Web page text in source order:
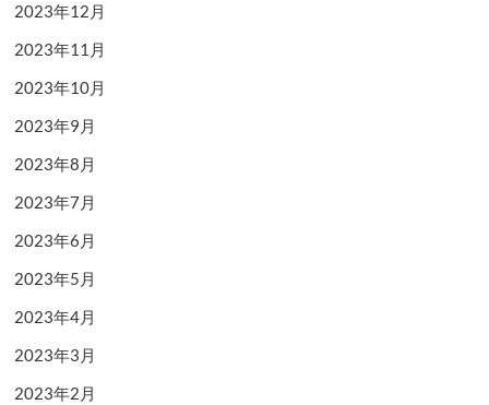
2023年12月
2023年11月
2023年10月
2023年9月
2023年8月
2023年7月
2023年6月
2023年5月
2023年4月
2023年3月
2023年2月